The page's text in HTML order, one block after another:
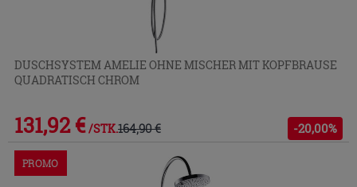
DUSCHSYSTEM AMELIE OHNE MISCHER MIT KOPFBRAUSE
QUADRATISCH CHROM
131,92 € /STK.164,90 € -20,00%
PROMO